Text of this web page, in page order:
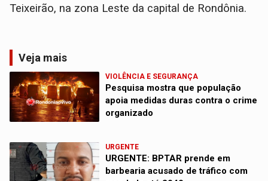
Teixeirão, na zona Leste da capital de Rondônia.
Veja mais
VIOLÊNCIA E SEGURANÇA
Pesquisa mostra que população
apoia medidas duras contra o crime
organizado
URGENTE
URGENTE: BPTAR prende em
barbearia acusado de tráfico com